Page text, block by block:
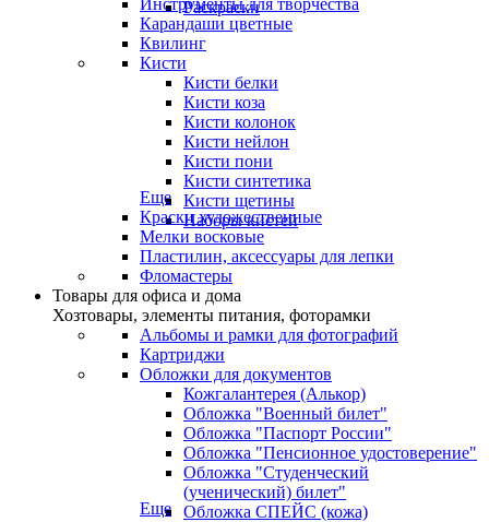
Раскраски
Инструменты для творчества
Карандаши цветные
Квилинг
Кисти
Кисти белки
Кисти коза
Кисти колонок
Кисти нейлон
Кисти пони
Кисти синтетика
Кисти щетины
Наборы кистей
Еще
Краски художественные
Мелки восковые
Пластилин, аксессуары для лепки
Фломастеры
Товары для офиса и дома
Хозтовары, элементы питания, фоторамки
Альбомы и рамки для фотографий
Картриджи
Обложки для документов
Кожгалантерея (Алькор)
Обложка "Военный билет"
Обложка "Паспорт России"
Обложка "Пенсионное удостоверение"
Обложка "Студенческий
(ученический) билет"
Обложка СПЕЙС (кожа)
Еще